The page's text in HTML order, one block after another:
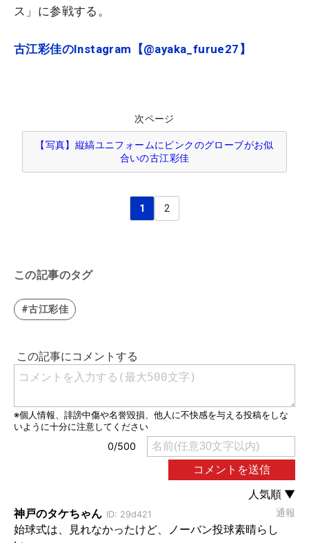
ス」に参戦する。
古江彩佳のInstagram【@ayaka_furue27】
次ページ
【写真】縦縞ユニフォームにピンクのグローブがお似
合いの古江彩佳
1 2
この記事のタグ
#古江彩佳